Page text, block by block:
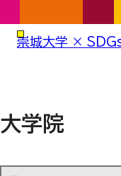
崇城大学 ×
大学院